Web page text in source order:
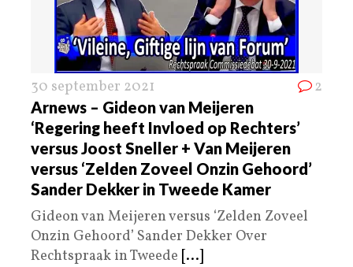
30 september 2021 2
Arnews – Gideon van Meijeren
‘Regering heeft Invloed op Rechters’
versus Joost Sneller + Van Meijeren
versus ‘Zelden Zoveel Onzin Gehoord’
Sander Dekker in Tweede Kamer
Gideon van Meijeren versus ‘Zelden Zoveel
Onzin Gehoord’ Sander Dekker Over
Rechtspraak in Tweede [...]